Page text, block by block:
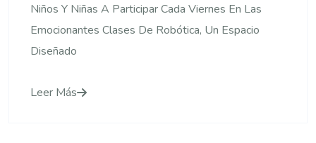
Niños Y Niñas A Participar Cada Viernes En Las
Emocionantes Clases De Robótica, Un Espacio
Diseñado
Leer Más